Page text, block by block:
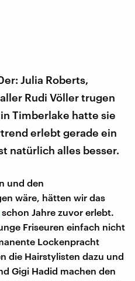
Julia Roberts,
Rudi Völler trugen
Timberlake hatte sie
erlebt gerade ein
natürlich alles besser.
und den
wäre, hätten wir das
schon Jahre zuvor erlebt.
Friseuren einfach nicht
Lockenpracht
die Hairstylisten dazu und
Gigi Hadid machen den